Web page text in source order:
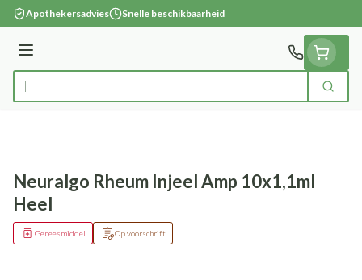
Ga naar de inhoud
Apothekersadvies Snelle beschikbaarheid
Menu
Product, merk, categorie... Zoek
Neuralgo Rheum Injeel Amp 10x1,1ml
Heel
Op voorschrift
Geneesmiddel